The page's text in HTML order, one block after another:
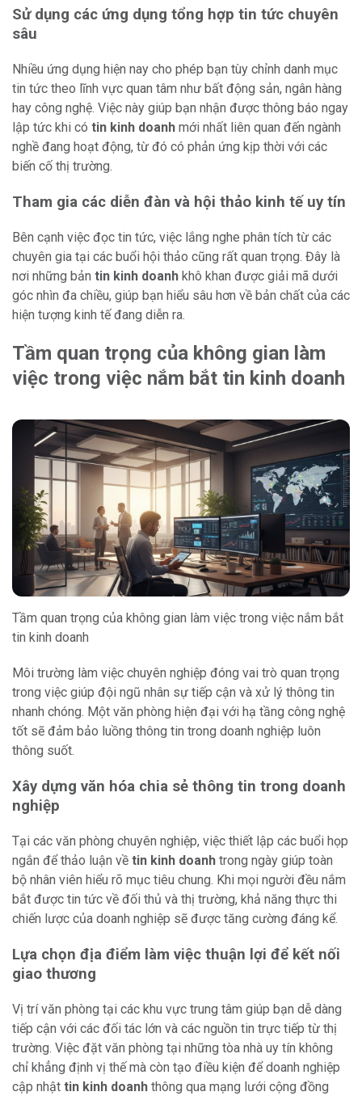
Sử dụng các ứng dụng tổng hợp tin tức chuyên
sâu
Nhiều ứng dụng hiện nay cho phép bạn tùy chỉnh danh mục
tin tức theo lĩnh vực quan tâm như bất động sản, ngân hàng
hay công nghệ. Việc này giúp bạn nhận được thông báo ngay
lập tức khi có tin kinh doanh mới nhất liên quan đến ngành
nghề đang hoạt động, từ đó có phản ứng kịp thời với các
biến cố thị trường.
Tham gia các diễn đàn và hội thảo kinh tế uy tín
Bên cạnh việc đọc tin tức, việc lắng nghe phân tích từ các
chuyên gia tại các buổi hội thảo cũng rất quan trọng. Đây là
nơi những bản tin kinh doanh khô khan được giải mã dưới
góc nhìn đa chiều, giúp bạn hiểu sâu hơn về bản chất của các
hiện tượng kinh tế đang diễn ra.
Tầm quan trọng của không gian làm
việc trong việc nắm bắt tin kinh doanh
Tầm quan trọng của không gian làm việc trong việc nắm bắt
tin kinh doanh
Môi trường làm việc chuyên nghiệp đóng vai trò quan trọng
trong việc giúp đội ngũ nhân sự tiếp cận và xử lý thông tin
nhanh chóng. Một văn phòng hiện đại với hạ tầng công nghệ
tốt sẽ đảm bảo luồng thông tin trong doanh nghiệp luôn
thông suốt.
Xây dựng văn hóa chia sẻ thông tin trong doanh
nghiệp
Tại các văn phòng chuyên nghiệp, việc thiết lập các buổi họp
ngắn để thảo luận về tin kinh doanh trong ngày giúp toàn
bộ nhân viên hiểu rõ mục tiêu chung. Khi mọi người đều nắm
bắt được tin tức về đối thủ và thị trường, khả năng thực thi
chiến lược của doanh nghiệp sẽ được tăng cường đáng kể.
Lựa chọn địa điểm làm việc thuận lợi để kết nối
giao thương
Vị trí văn phòng tại các khu vực trung tâm giúp bạn dễ dàng
tiếp cận với các đối tác lớn và các nguồn tin trực tiếp từ thị
trường. Việc đặt văn phòng tại những tòa nhà uy tín không
chỉ khẳng định vị thế mà còn tạo điều kiện để doanh nghiệp
cập nhật tin kinh doanh thông qua mạng lưới cộng đồng